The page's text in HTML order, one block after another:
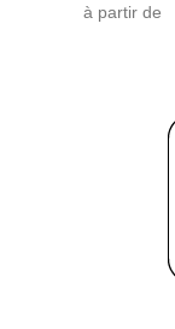
à partir de